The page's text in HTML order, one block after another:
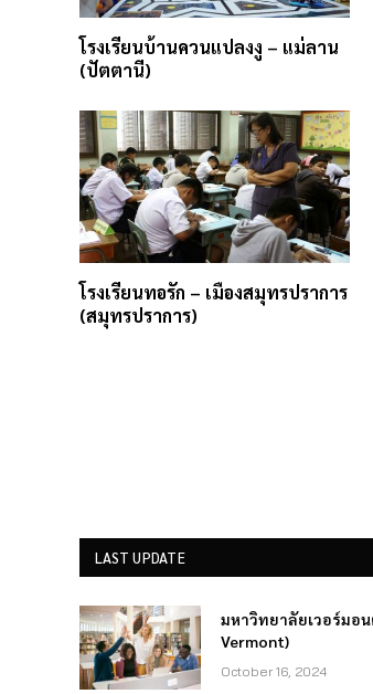
โรงเรียนบ้านควนแปลงงู – แม่ลาน
(ปัตตานี)
โรงเรียนทอรัก – เมืองสมุทรปราการ
(สมุทรปราการ)
LAST UPDATE
มหาวิทยาลัยเวอร์มอ
Vermont)
October 16, 2024